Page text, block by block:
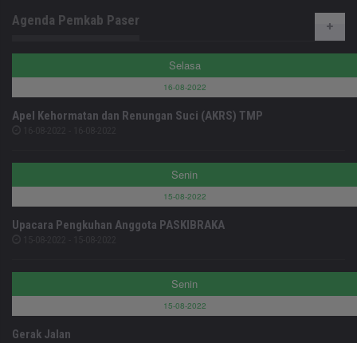
Agenda Pemkab Paser
Selasa
16-08-2022
Apel Kehormatan dan Renungan Suci (AKRS) TMP
Senin
15-08-2022
Upacara Pengkuhan Anggota PASKIBRAKA
Senin
15-08-2022
Gerak Jalan